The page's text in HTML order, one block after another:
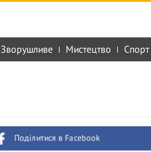
Зворушливе Мистецтво Спорт
Поділитися в Facebook